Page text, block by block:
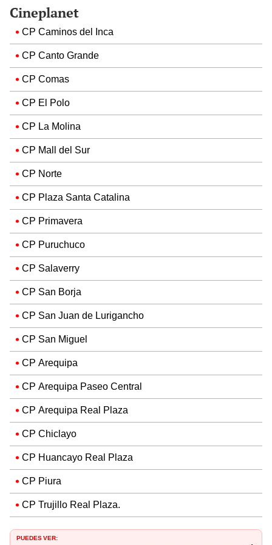
Cineplanet
CP Caminos del Inca
CP Canto Grande
CP Comas
CP El Polo
CP La Molina
CP Mall del Sur
CP Norte
CP Plaza Santa Catalina
CP Primavera
CP Puruchuco
CP Salaverry
CP San Borja
CP San Juan de Lurigancho
CP San Miguel
CP Arequipa
CP Arequipa Paseo Central
CP Arequipa Real Plaza
CP Chiclayo
CP Huancayo Real Plaza
CP Piura
CP Trujillo Real Plaza.
PUEDES VER: